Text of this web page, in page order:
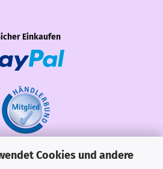
Cookies und andere
Einkaufen
Share